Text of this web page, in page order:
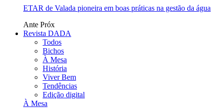
ETAR de Valada pioneira em boas práticas na gestão da água
Ante Próx
Revista DADA
Todos
Bichos
À Mesa
História
Viver Bem
Tendências
Edição digital
À Mesa